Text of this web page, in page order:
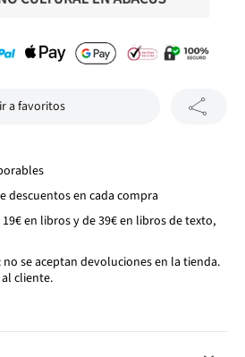
a favoritos
descuentos en cada compra
en libros y de 39€ en libros de texto,
se aceptan devoluciones en la tienda.
cliente.